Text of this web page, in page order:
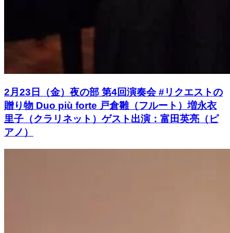
2月23日（金）夜の部 第4回演奏会 #リクエストの
贈り物 Duo più forte 戸倉雛（フルート）増永衣
里子（クラリネット）ゲスト出演：富田英亮（ピ
アノ）